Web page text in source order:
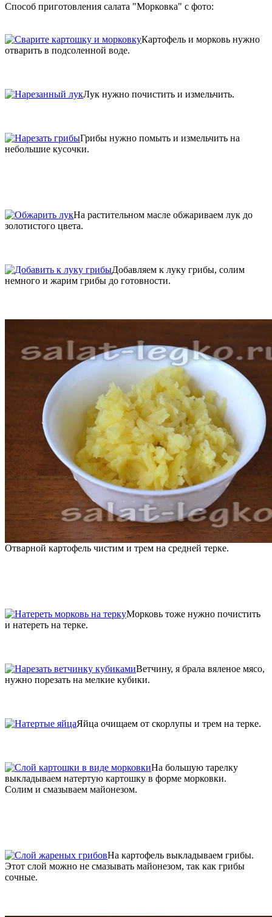
Способ приготовления салата "Морковка" с фото:
Картофель и морковь нужно
отварить в подсоленной воде.
Лук нужно почистить и измельчить.
Грибы нужно помыть и измельчить на
небольшие кусочки.
На растительном масле обжариваем лук до
золотистого цвета.
Добавляем к луку грибы, солим
немного и жарим грибы до готовности.
Отварной картофель чистим и трем на средней терке.
Морковь тоже нужно почистить
и натереть на терке.
Ветчину, я брала вяленое мясо,
нужно порезать на мелкие кубики.
Яйца очищаем от скорлупы и трем на терке.
На большую тарелку
выкладываем натертую картошку в форме морковки.
Солим и смазываем майонезом.
На картофель выкладываем грибы.
Этот слой можно не смазывать майонезом, так как грибы
сочные.